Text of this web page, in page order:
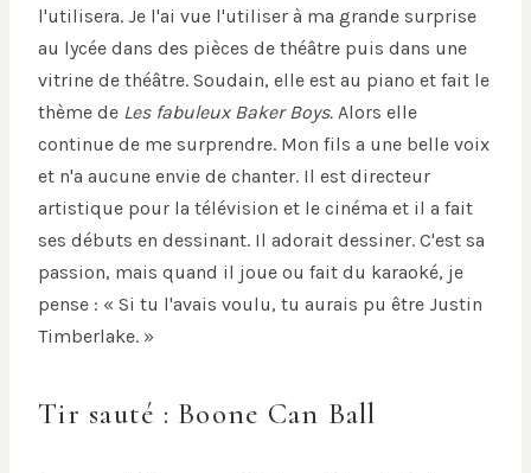
l'utilisera. Je l'ai vue l'utiliser à ma grande surprise
au lycée dans des pièces de théâtre puis dans une
vitrine de théâtre. Soudain, elle est au piano et fait le
thème de Les fabuleux Baker Boys. Alors elle
continue de me surprendre. Mon fils a une belle voix
et n'a aucune envie de chanter. Il est directeur
artistique pour la télévision et le cinéma et il a fait
ses débuts en dessinant. Il adorait dessiner. C'est sa
passion, mais quand il joue ou fait du karaoké, je
pense : « Si tu l'avais voulu, tu aurais pu être Justin
Timberlake. »
Tir sauté : Boone Can Ball